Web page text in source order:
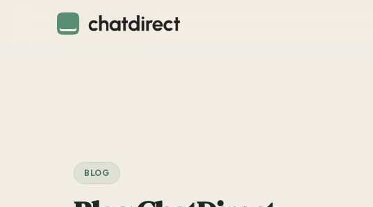
Inicio / Blog
BLOG